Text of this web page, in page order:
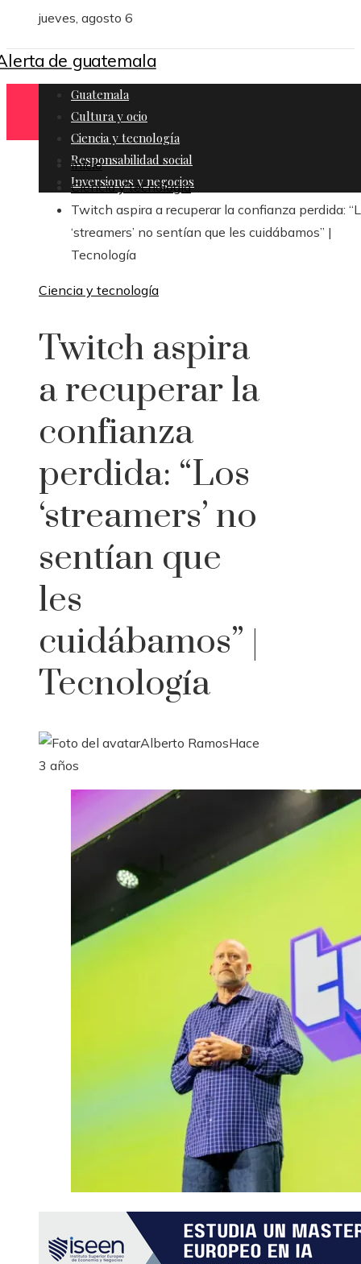
jueves, agosto 6
Guatemala
Cultura y ocio
Ciencia y tecnología
Responsabilidad social
Inversiones y negocios
Inicio
Ciencia y tecnología
Twitch aspira a recuperar la confianza perdida:
‘streamers’ no sentían que les cuidábamos” |
Tecnología
Ciencia y tecnología
Twitch aspira
a recuperar la
confianza
perdida: “Los
‘streamers’ no
sentían que
les
cuidábamos” |
Tecnología
Alberto RamosHace
3 años